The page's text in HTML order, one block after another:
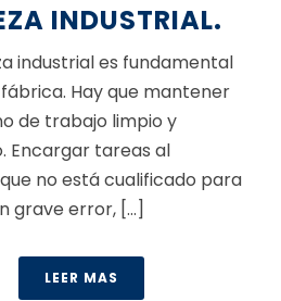
INDUSTRIAL.
industrial es fundamental
Hay que mantener
de trabajo limpio y
Encargar tareas al
no está cualificado para
grave error, [...]
LEER MAS